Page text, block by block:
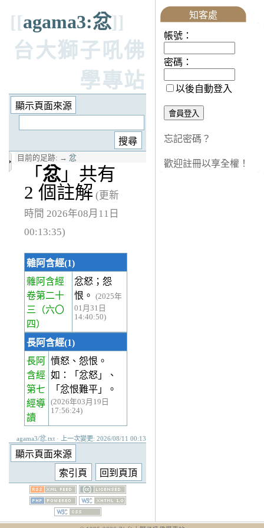
[[agama3:忿]]
台大獅子吼佛
學專站
目前的足跡: → 忿
「 忿」共有
2 個註解 (更新
時間 2026年08月11日
00:13:35)
雜阿含經(1)
雜阿含經
卷第二十
三
（六〇
四）
忿怒；怨
恨。
(2025年
01月31日
14:40:50)
長阿含經(1)
長阿
含經
第七
經導
讀
憤怒、怨恨。
如：「忿怒」、
「忿恨難平」。
(2026年03月19日
17:56:24)
agama3/忿.txt · 上一次變更: 2026/08/11 00:13
知客處
帳號：
密碼：
以後自動登入
忘記密碼？
歡迎註冊以享全權！